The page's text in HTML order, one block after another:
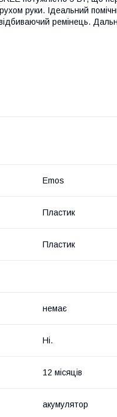
руки. Ідеальний
ремінець.
Emos
Пластик
Пластик
немає
Ні.
12 місяців
акумулятор